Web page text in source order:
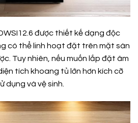
được thiết kế dạng độc
có thể linh hoạt đặt trên mặt sàn
Tuy nhiên, nếu muốn lắp đặt âm
tích khoang tủ lớn hơn kích cỡ
dụng và vệ sinh.